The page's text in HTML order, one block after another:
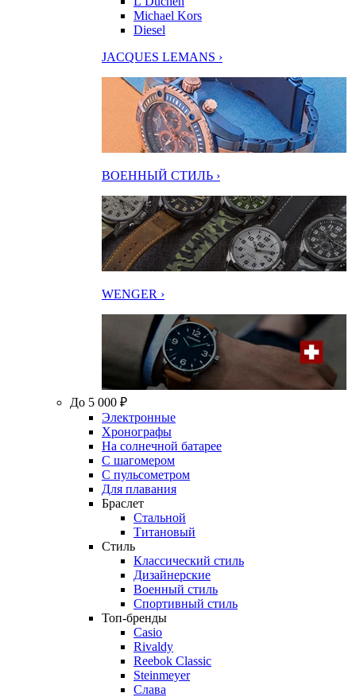
Michael Kors
Diesel
JACQUES LEMANS ›
ВОЕННЫЙ СТИЛЬ ›
WENGER ›
До 5 000 ₽
Электронные
Хронографы
На солнечной батарее
С шагомером
С пульсометром
Для плавания
Браслет
Стальной
Титановый
Стиль
Классический стиль
Дизайнерские
Военный стиль
Спортивный стиль
Топ-бренды
Casio
Rivaldy
Reebok Classic
Steinmeyer
Слава